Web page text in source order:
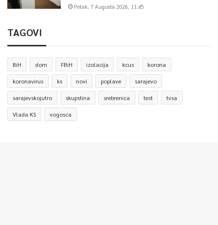
Petak, 7 Augusta 2026, 11:45
TAGOVI
BiH dom FBiH izolacija kcus korona
koronavirus ks novi poplave sarajevo
sarajevskojutro skupstina srebrenica test tvsa
Vlada KS vogosca